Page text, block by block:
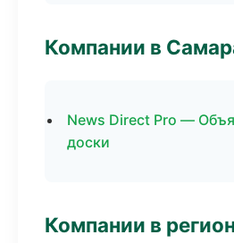
Компании в
News Direct Pro —
доски
Компании в